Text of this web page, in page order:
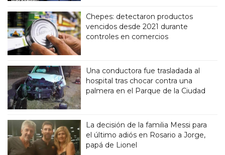
Chepes: detectaron productos
vencidos desde 2021 durante
controles en comercios
Una conductora fue trasladada al
hospital tras chocar contra una
palmera en el Parque de la Ciudad
La decisión de la familia Messi para
el último adiós en Rosario a Jorge,
papá de Lionel